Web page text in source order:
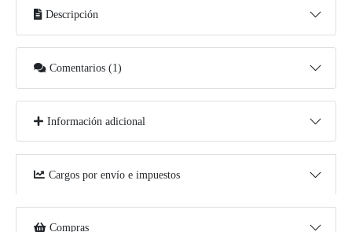
Descripción
Comentarios (1)
Información adicional
Cargos por envío e impuestos
Compras